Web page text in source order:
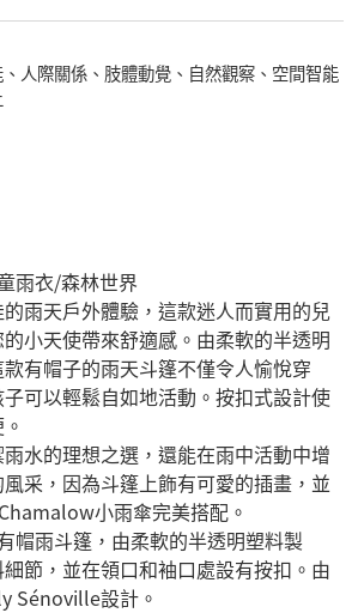
人際關係、肢體動覺、自然觀察、空間智能
雨衣/森林世界
雨天戶外體驗，這款迷人而實用的兒
小天使帶來舒適感。由柔軟的半透明
有帽子的雨天斗篷不僅令人愉悅穿
可以輕鬆自如地活動。按扣式設計使
水的理想之選，還能在雨中活動中增
采，因為斗篷上飾有可愛的插畫，並
小雨傘完美搭配。
帽雨斗篷，由柔軟的半透明塑料製
節，並在領口和袖口處設有按扣。由
Sénoville設計。